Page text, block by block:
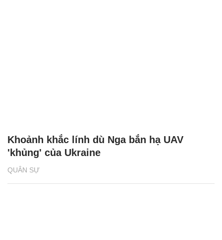
QUÂN SỰ
Khoảnh khắc lính dù Nga bắn hạ UAV
'khủng' của Ukraine